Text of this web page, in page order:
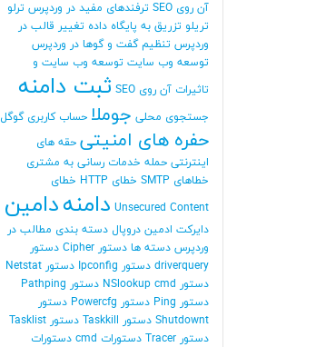
آن روی SEO
ترفندهای مفید در وردپرس ترلو
تریلو تزریق به پایگاه داده تغییر قالب در
وردپرس تنظیم گفت و گوها در وردپرس
توسعه وب سایت توسعه وب سایت و
تاثیرات آن روی SEO
ثبت دامنه
جستجوی محلی جوملا حساب کاربری گوگل
حفره های امنیتی حقه های
اینترنتی حمله خدمات رسانی به مشتری
خطاهای SMTP
خطای HTTP
خطای
Unsecured Content دامنهدامین
دایرکت ادمین دروپال دسته بندی مطالب در
وردپرس دسته ها دستور Cipher
دستور
driverquery دستور Ipconfig
دستور Netstat
دستور NSlookup cmd
دستور Pathping
دستور Ping
دستور Powercfg
دستور
Shutdownt دستور Taskkill
دستور Tasklist
دستور Tracer
دستورات cmd دستورات